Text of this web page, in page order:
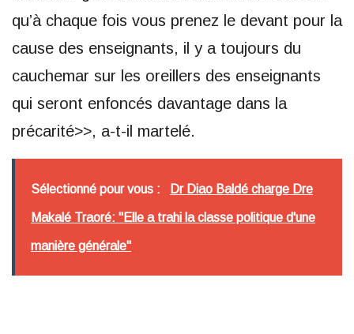
qu’à chaque fois vous prenez le devant pour la
cause des enseignants, il y a toujours du
cauchemar sur les oreillers des enseignants
qui seront enfoncés davantage dans la
précarité>>, a-t-il martelé.
Sélectionné pour vous : Dr Diao Baldé charge Dre
Makalé Traoré: "Elle a trahi la classe politique d'une
manière générale"